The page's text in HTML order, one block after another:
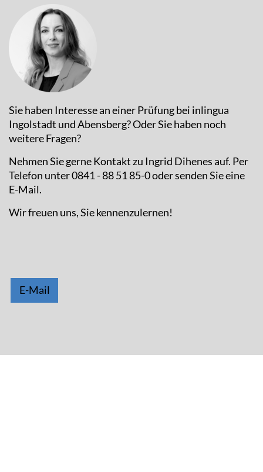
Sie haben Interesse an einer Prüfung bei inlingua
Ingolstadt und Abensberg? Oder Sie haben noch
weitere Fragen?
Nehmen Sie gerne Kontakt zu Ingrid Dihenes auf. Per
Telefon unter 0841 - 88 51 85-0 oder senden Sie eine
E-Mail.
Wir freuen uns, Sie kennenzulernen!
E-Mail